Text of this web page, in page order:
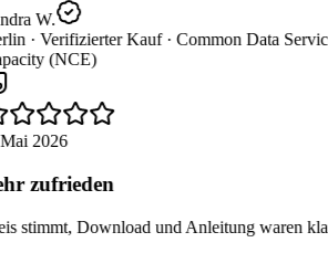
W.
· Verifizierter Kauf · Common Data
(NCE)
2026
zufrieden
stimmt, Download und Anleitung waren